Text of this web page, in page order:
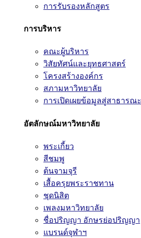
การรับรองหลักสูตร
การบริหาร
คณะผู้บริหาร
วิสัยทัศน์และยุทธศาสตร์
โครงสร้างองค์กร
สภามหาวิทยาลัย
การเปิดเผยข้อมูลสู่สาธารณะ
อัตลักษณ์มหาวิทยาลัย
พระเกี้ยว
สีชมพู
ต้นจามจุรี
เสื้อครุยพระราชทาน
ชุดนิสิต
เพลงมหาวิทยาลัย
ชื่อปริญญา อักษรย่อปริญญา
แบรนด์จุฬาฯ